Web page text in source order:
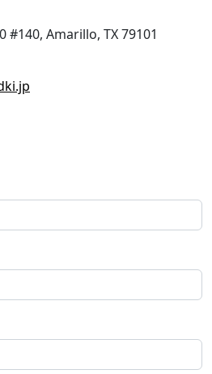
#140, Amarillo, TX 79101